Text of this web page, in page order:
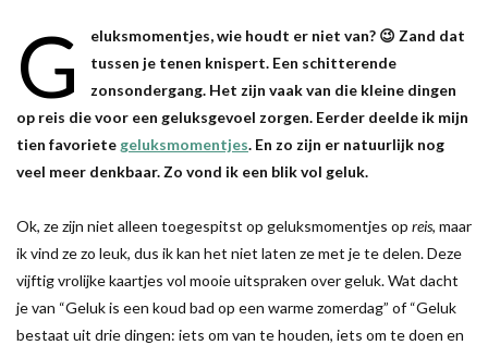
G
eluksmomentjes, wie houdt er niet van? 😉 Zand dat
tussen je tenen knispert. Een schitterende
zonsondergang. Het zijn vaak van die kleine dingen
op reis die voor een geluksgevoel zorgen. Eerder deelde ik mijn
tien favoriete geluksmomentjes. En zo zijn er natuurlijk nog
veel meer denkbaar. Zo vond ik een blik vol geluk.
Ok, ze zijn niet alleen toegespitst op geluksmomentjes op reis, maar
ik vind ze zo leuk, dus ik kan het niet laten ze met je te delen. Deze
vijftig vrolijke kaartjes vol mooie uitspraken over geluk. Wat dacht
je van “Geluk is een koud bad op een warme zomerdag” of “Geluk
bestaat uit drie dingen: iets om van te houden, iets om te doen en